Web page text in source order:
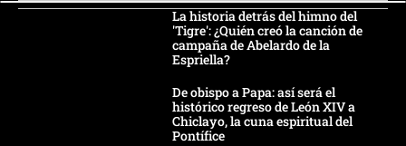
La historia detrás del himno del
'Tigre': ¿Quién creó la canción de
campaña de Abelardo de la
Espriella?
De obispo a Papa: así será el
histórico regreso de León XIV a
Chiclayo, la cuna espiritual del
Pontífice